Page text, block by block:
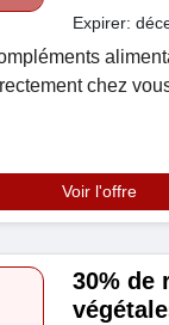
Expirer:
chez
Voir l'offre
30% de